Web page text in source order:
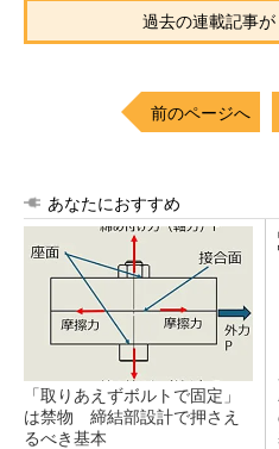
過去の連載記事
前のページへ
あなたにおすすめ
「取りあえずボルトで固定」
は禁物 締結部設計で押さえ
るべき基本